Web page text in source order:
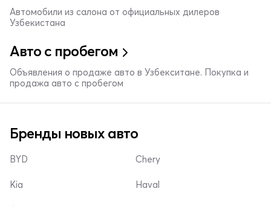
Автомобили из салона от официальных дилеров
Узбекистана
Авто с пробегом
Объявления о продаже авто в Узбекситане. Покупка и
продажа авто с пробегом
Бренды новых авто
BYD
Kia
Chery
Haval